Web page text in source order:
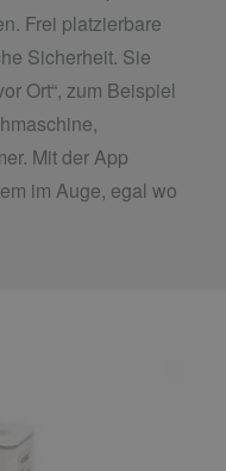
Frei platzierbare
Sicherheit. Sie
Ort“, zum Beispiel
Mit der App
im Auge, egal wo